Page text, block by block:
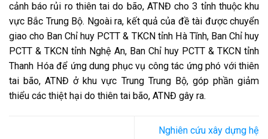
cảnh báo rủi ro thiên tai do bão, ATNĐ cho 3 tỉnh thuộc khu
vực Bắc Trung Bộ. Ngoài ra, kết quả của đề tài được chuyển
giao cho Ban Chỉ huy PCTT & TKCN tỉnh Hà Tĩnh, Ban Chỉ huy
PCTT & TKCN tỉnh Nghệ An, Ban Chỉ huy PCTT & TKCN tỉnh
Thanh Hóa để ứng dung phục vụ công tác ứng phó với thiên
tai bão, ATNĐ ở khu vực Trung Trung Bộ, góp phần giảm
thiểu các thiệt hại do thiên tai bão, ATNĐ gây ra.
Nghiên cứu xây dựng hệ